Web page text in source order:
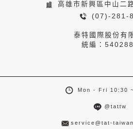
高雄市新興區中山二
(07)-281-
泰特國際股份有
統編：
Mon - Fri 10:30
@tattw
service@tat-